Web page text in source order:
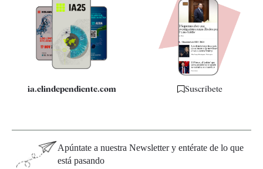
Quiénes somos
Especificaciones
ia.elindependiente.com Suscríbete
Apúntate a nuestra Newsletter y entérate de lo que
está pasando